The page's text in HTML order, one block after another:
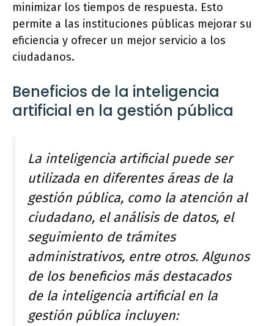
minimizar los tiempos de respuesta. Esto
permite a las instituciones públicas mejorar su
eficiencia y ofrecer un mejor servicio a los
ciudadanos.
Beneficios de la inteligencia
artificial en la gestión pública
La inteligencia artificial puede ser
utilizada en diferentes áreas de la
gestión pública, como la atención al
ciudadano, el análisis de datos, el
seguimiento de trámites
administrativos, entre otros. Algunos
de los beneficios más destacados
de la inteligencia artificial en la
gestión pública incluyen: